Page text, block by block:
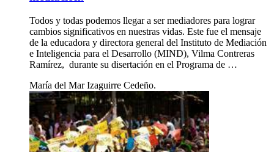
Todos y todas podemos llegar a ser mediadores para lograr
cambios significativos en nuestras vidas. Este fue el mensaje
de la educadora y directora general del Instituto de Mediación
e Inteligencia para el Desarrollo (MIND), Vilma Contreras
Ramírez, durante su disertación en el Programa de …
María del Mar Izaguirre Cedeño.